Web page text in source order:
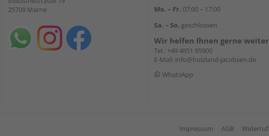
25709 Marne
Mo. – Fr. 07:00 – 17:00
Sa. – So. geschlossen
Wir helfen Ihnen gerne weiter
Tel.: +49 4851 95900
E-Mail: info@holzland-jacobsen.de
WhatsApp
Impressum AGB Widerruf